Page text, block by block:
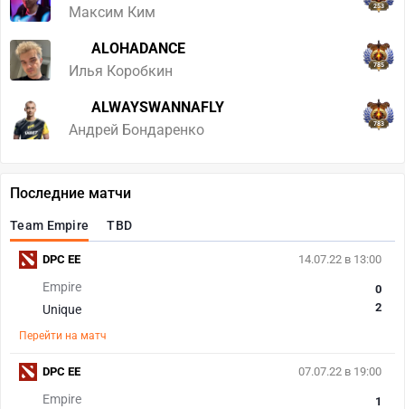
Максим Ким
253
ALOHADANCE
Илья Коробкин
785
ALWAYSWANNAFLY
Андрей Бондаренко
783
Последние матчи
Team Empire TBD
14.07.22 в 13:00
Empire
Unique
0
2
Перейти на матч
DPC EE
07.07.22 в 19:00
Empire
1
DPC EE